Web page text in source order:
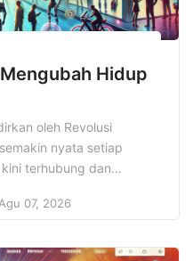
Hidup
oleh Revolusi
nyata setiap
terhubung dan
tidak hanya
belajar, hingga
Agu 07, 2026